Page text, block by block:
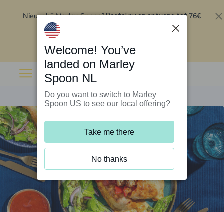
Nieuw bij Marley Spoon?Bestel nu en ontvang tot 76€
Welcome! You’ve
landed on Marley
Spoon NL
Do you want to switch to Marley
Spoon US to see our local offering?
Take me there
No thanks